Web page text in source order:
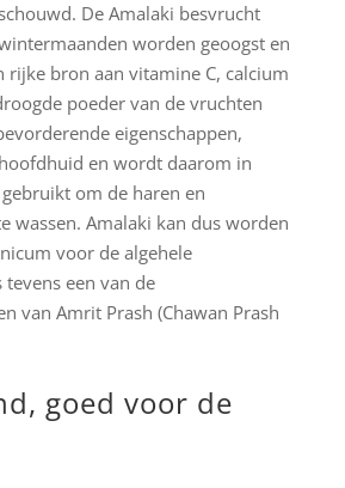
De Amalaki besvrucht
worden geoogst en
rijke bron aan vitamine C, calcium
poeder van de vruchten
eigenschappen,
en wordt daarom in
om de haren en
wassen. Amalaki kan dus worden
voor de algehele
een van de
van Amrit Prash (Chawan Prash
goed voor de